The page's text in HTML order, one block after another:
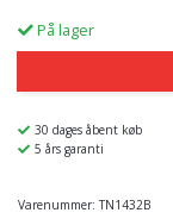
På lager
30 dages åbent køb
5 års garanti
Varenummer: TN1432B